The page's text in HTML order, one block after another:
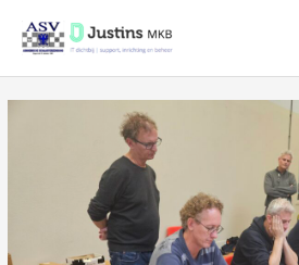
naar
inhoud
navigatie